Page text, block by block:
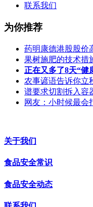
联系我们
为你推荐
药明康德港股股价
果树施肥的技术措
正在又多了8天“健
农事谚语告诉你立
谱要求切割拆入容
网友：小时候最会
关于我们
食品安全常识
食品安全动态